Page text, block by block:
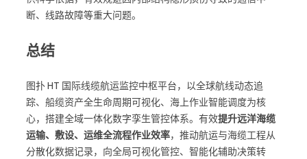
断、线路故障等重大问题。
总结
图扑 HT 国际线缆航运监控中枢平台，以全球航线动态追
踪、船缆资产全生命周期可视化、海上作业智能调度为核
心，搭建全域一体化数字孪生管控体系。有效提升远洋海缆
运输、敷设、运维全流程作业效率，推动航运与海缆工程从
分散化数据记录，向全局可视化管控、智能化辅助决策转